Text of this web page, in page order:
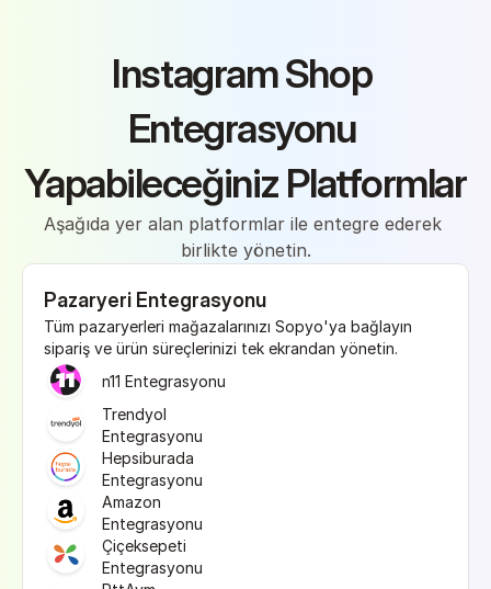
Instagram Shop
Entegrasyonu
Yapabileceğiniz Platformlar
Aşağıda yer alan platformlar ile entegre ederek
birlikte yönetin.
Pazaryeri Entegrasyonu
Tüm pazaryerleri mağazalarınızı Sopyo'ya bağlayın
sipariş ve ürün süreçlerinizi tek ekrandan yönetin.
n11 Entegrasyonu
Trendyol
Entegrasyonu
Hepsiburada
Entegrasyonu
Amazon
Entegrasyonu
Çiçeksepeti
Entegrasyonu